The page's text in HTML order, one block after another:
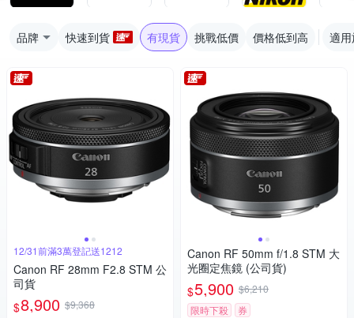
品牌 快速到貨 有現貨 挑戰低價 價格低到高 適
12/31前滿3萬登記送1212
Canon RF 28mm F2.8 STM 公
司貨
$8,900 $9,368
Canon RF 50mm f/1.8 STM 大
光圈定焦鏡 (公司貨)
$5,900 $6,210
限時下殺
券